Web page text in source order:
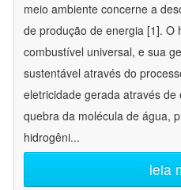
meio ambiente concerne a
de produção de energia [1]. O
combustível universal, e sua
sustentável através do
eletricidade gerada através
quebra da molécula de água,
hidrogêni...
leia